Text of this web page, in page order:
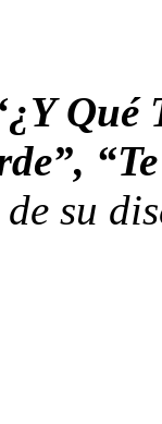
Qué
“Te
su